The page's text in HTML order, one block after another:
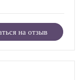
на отзыв